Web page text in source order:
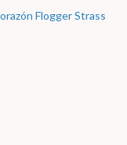
Flogger Strass